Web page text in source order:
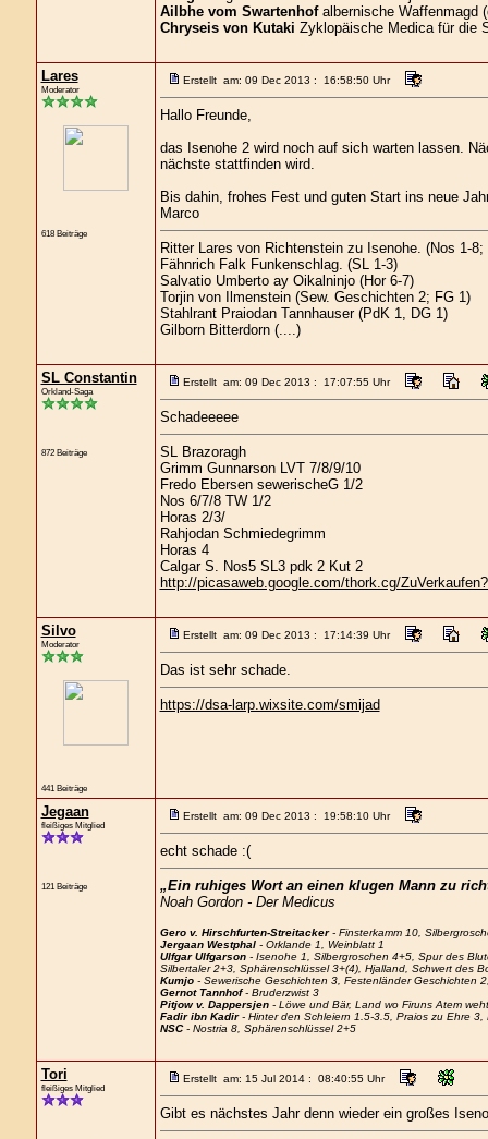
Ailbhe vom Swartenhofalbernische Waffenmagd
Chryseis von Kutaki Zyklopäische Medica für die
Lares
Moderator
618 Beiträge
Erstellt am: 09 Dec 2013 : 16:58:50 Uhr
Hallo Freunde,
das Isenohe 2 wird noch auf sich warten lassen.
nächste stattfinden wird.
Bis dahin, frohes Fest und guten Start ins neue
Marco
Ritter Lares von Richtenstein zu Isenohe. (Nos 1-
Fähnrich Falk Funkenschlag. (SL 1-3)
Salvatio Umberto ay Oikalninjo (Hor 6-7)
Torjin von Ilmenstein (Sew. Geschichten 2; FG 1)
Stahlrant Praiodan Tannhauser (PdK 1, DG 1)
Gilborn Bitterdorn (....)
SL Constantin
Orkland-Saga
872 Beiträge
Erstellt am: 09 Dec 2013 : 17:07:55 Uhr
Schadeeeee
SL Brazoragh
Grimm Gunnarson LVT 7/8/9/10
Fredo Ebersen sewerischeG 1/2
Nos 6/7/8 TW 1/2
Horas 2/3/
Rahjodan Schmiedegrimm
Horas 4
Calgar S. Nos5 SL3 pdk 2 Kut 2
http://picasaweb.google.com/thork.cg/
Silvo
Moderator
441 Beiträge
Erstellt am: 09 Dec 2013 : 17:14:39 Uhr
Das ist sehr schade.
https://dsa-larp.wixsite.com/smijad
Jegaan
fleißiges Mitglied
121 Beiträge
Erstellt am: 09 Dec 2013 : 19:58:10 Uhr
echt schade :(
„Ein ruhiges Wort an einen klugen Mann zu
Noah Gordon - Der Medicus
Gero v. Hirschfurten-Streitacker- Finsterkamm 10,
Jergaan Westphal- Orklande 1, Weinblatt 1
Ulfgar Ulfgarson- Isenohe 1, Silbergroschen 4+5, Spur des
Silbertaler 2+3, Sphärenschlüssel 3+(4), Hjalland, Schwert des
Kumjo- Sewerische Geschichten 3, Festenländer Geschichten
Gernot Tannhof- Bruderzwist 3
Pitjow v. Dappersjen- Löwe und Bär, Land wo Firuns Atem
Fadir ibn Kadir- Hinter den Schleiern 1.5-3.5, Praios zu Ehre 3,
NSC- Nostria 8, Sphärenschlüssel 2+5
Tori
fleißiges Mitglied
Erstellt am: 15 Jul 2014 : 08:40:55 Uhr
Gibt es nächstes Jahr denn wieder ein großes